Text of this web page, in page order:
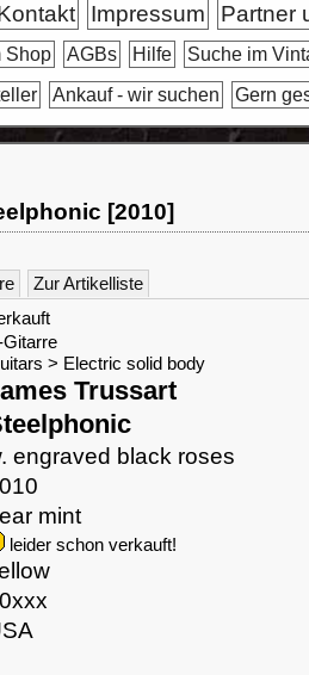
Impressum Partner
Shop AGBs Hilfe
Suche im
Ankauf - wir suchen Gern
[2010]
Zur Artikelliste
Gitarre
> Electric solid body
Trussart
engraved black roses
mint
leider schon verkauft!